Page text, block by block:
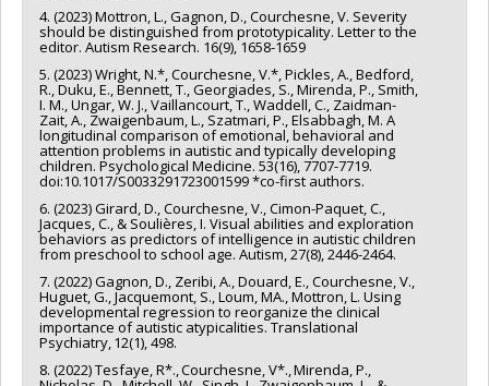
4. (2023) Mottron, L., Gagnon, D., Courchesne, V. Severity
should be distinguished from prototypicality. Letter to the
editor. Autism Research. 16(9), 1658-1659
5. (2023) Wright, N.*, Courchesne, V.*, Pickles, A., Bedford,
R., Duku, E., Bennett, T., Georgiades, S., Mirenda, P., Smith,
I. M., Ungar, W. J., Vaillancourt, T., Waddell, C., Zaidman-
Zait, A., Zwaigenbaum, L., Szatmari, P., Elsabbagh, M. A
longitudinal comparison of emotional, behavioral and
attention problems in autistic and typically developing
children. Psychological Medicine. 53(16), 7707-7719.
doi:10.1017/S0033291723001599 *co-first authors.
6. (2023) Girard, D., Courchesne, V., Cimon-Paquet, C.,
Jacques, C., & Soulières, I. Visual abilities and exploration
behaviors as predictors of intelligence in autistic children
from preschool to school age. Autism, 27(8), 2446-2464.
7. (2022) Gagnon, D., Zeribi, A., Douard, E., Courchesne, V.,
Huguet, G., Jacquemont, S., Loum, MA., Mottron, L. Using
developmental regression to reorganize the clinical
importance of autistic atypicalities. Translational
Psychiatry, 12(1), 498.
8. (2022) Tesfaye, R*., Courchesne, V*., Mirenda, P.,